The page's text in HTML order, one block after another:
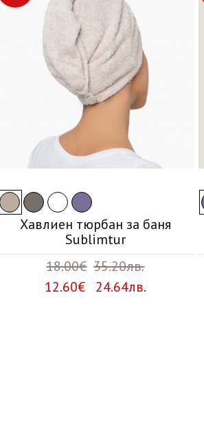
Хавлиен тюрбан за баня
Sublimtur
18.00€ 35.20лв.
12.60€ 24.64лв.